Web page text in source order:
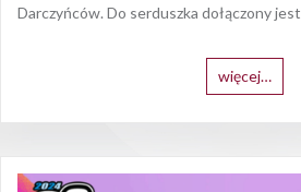
Darczyńców. Do serduszka dołączony jest
więcej…